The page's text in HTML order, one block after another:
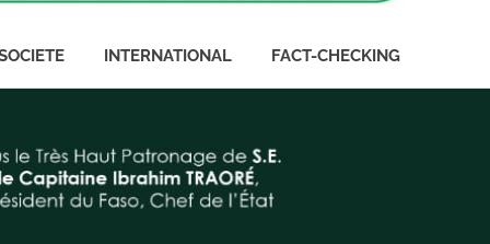
INTERNATIONAL FACT-CHECKING